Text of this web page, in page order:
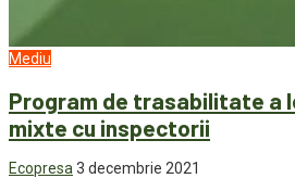
Mediu
Program de trasabilitate a
mixte cu inspectorii
Ecopresa3 decembrie 2021